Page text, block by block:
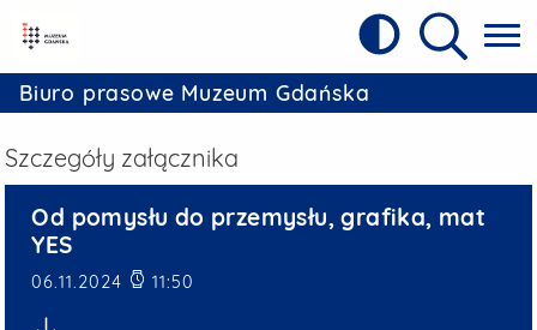
Referat Prasowy Urzędu Miejskiego w
Kontrast
Biuro prasowe Muzeum Gdańska
Szczegóły załącznika
Od pomysłu do przemysłu, grafika, mat
YES
Data publikacji
06.11.2024 11:50